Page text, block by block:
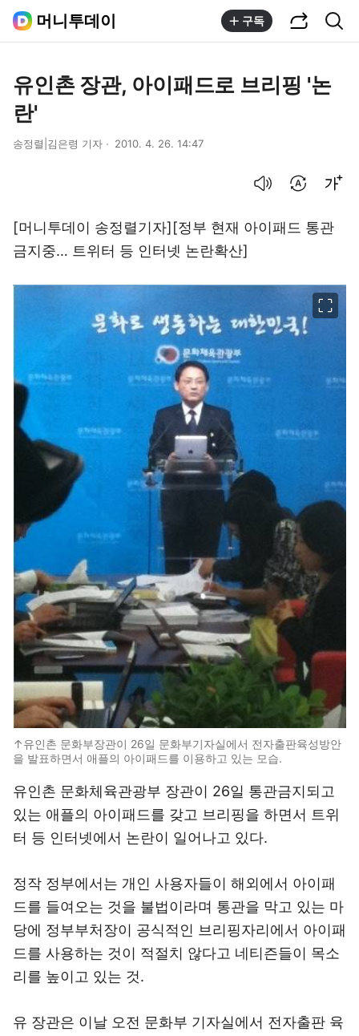
머니투데이 구독
유인촌 장관, 아이패드로 브리핑 '논
란'
송정렬|김은령 기자 2010. 4. 26. 14:47
[머니투데이 송정렬기자][정부 현재 아이패드 통관
금지중… 트위터 등 인터넷 논란확산]
↑유인촌 문화부장관이 26일 문화부기자실에서 전자출판육성방안
을 발표하면서 애플의 아이패드를 이용하고 있는 모습.
유인촌 문화체육관광부 장관이 26일 통관금지되고
있는 애플의 아이패드를 갖고 브리핑을 하면서 트위
터 등 인터넷에서 논란이 일어나고 있다.
정작 정부에서는 개인 사용자들이 해외에서 아이패
드를 들여오는 것을 불법이라며 통관을 막고 있는 마
당에 정부부처장이 공식적인 브리핑자리에서 아이패
드를 사용하는 것이 적절치 않다고 네티즌들이 목소
리를 높이고 있는 것.
유 장관은 이날 오전 문화부 기자실에서 전자출판 육